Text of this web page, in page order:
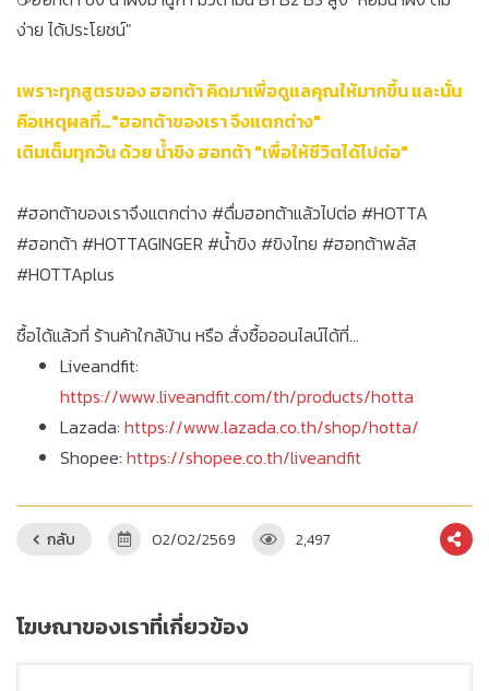
ง่าย ได้ประโยชน์"
เพราะทุกสูตรของ ฮอทต้า คิดมาเพื่อดูแลคุณให้มากขึ้น และนั่น
คือเหตุผลที่…"ฮอทต้าของเรา จึงแตกต่าง"
เติมเต็มทุกวัน ด้วย น้ำขิง ฮอทต้า "เพื่อให้ชีวิตได้ไปต่อ"
#ฮอทต้าของเราจึงแตกต่าง #ดื่มฮอทต้าแล้วไปต่อ #HOTTA
#ฮอทต้า #HOTTAGINGER #น้ำขิง #ขิงไทย #ฮอทต้าพลัส
#HOTTAplus
ซื้อได้แล้วที่ ร้านค้าใกล้บ้าน หรือ สั่งซื้อออนไลน์ได้ที่...
Liveandfit:
https://www.liveandfit.com/th/products/hotta
Lazada: https://www.lazada.co.th/shop/hotta/
Shopee: https://shopee.co.th/liveandfit
กลับ 02/02/2569 2,497
โฆษณาของเราที่เกี่ยวข้อง